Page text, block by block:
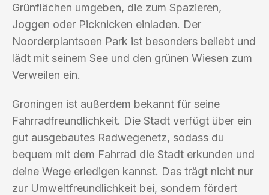
Grünflächen umgeben, die zum Spazieren,
Joggen oder Picknicken einladen. Der
Noorderplantsoen Park ist besonders beliebt und
lädt mit seinem See und den grünen Wiesen zum
Verweilen ein.
Groningen ist außerdem bekannt für seine
Fahrradfreundlichkeit. Die Stadt verfügt über ein
gut ausgebautes Radwegenetz, sodass du
bequem mit dem Fahrrad die Stadt erkunden und
deine Wege erledigen kannst. Das trägt nicht nur
zur Umweltfreundlichkeit bei, sondern fördert